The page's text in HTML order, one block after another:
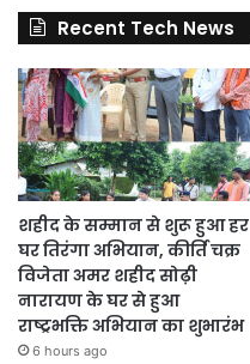
Recent Tech News
शहीद के सम्मान से शुरू हुआ हर
घर तिरंगा अभियान, कीर्ति चक्र
विजेता अमर शहीद सोढ़ी
नारायण के घर से हुआ
राष्ट्रभक्ति अभियान का शुभारंभ
6 hours ago